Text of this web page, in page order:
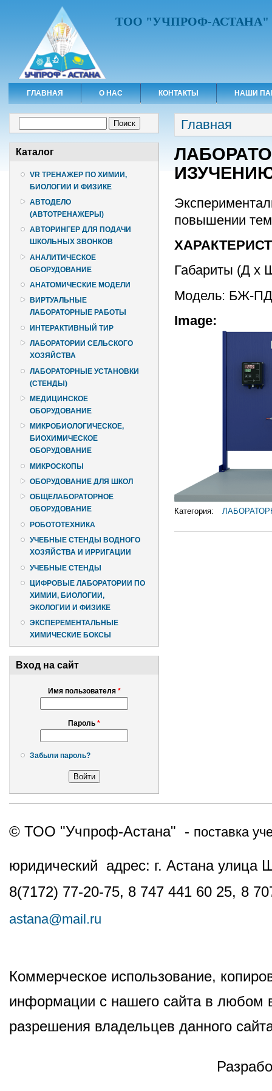
ТОО "УЧПРОФ-АСТАНА"
ГЛАВНАЯ О НАС КОНТАКТЫ НАШИ
Каталог
VR ТРЕНАЖЕР ПО ХИМИИ,
БИОЛОГИИ И ФИЗИКЕ
АВТОДЕЛО
(АВТОТРЕНАЖЕРЫ)
АВТОРИНГЕР ДЛЯ ПОДАЧИ
ШКОЛЬНЫХ ЗВОНКОВ
АНАЛИТИЧЕСКОЕ
ОБОРУДОВАНИЕ
АНАТОМИЧЕСКИЕ МОДЕЛИ
ВИРТУАЛЬНЫЕ
ЛАБОРАТОРНЫЕ РАБОТЫ
ИНТЕРАКТИВНЫЙ ТИР
ЛАБОРАТОРИИ СЕЛЬСКОГО
ХОЗЯЙСТВА
ЛАБОРАТОРНЫЕ УСТАНОВКИ
(СТЕНДЫ)
МЕДИЦИНСКОЕ
ОБОРУДОВАНИЕ
МИКРОБИОЛОГИЧЕСКОЕ,
БИОХИМИЧЕСКОЕ
ОБОРУДОВАНИЕ
МИКРОСКОПЫ
ОБОРУДОВАНИЕ ДЛЯ ШКОЛ
ОБЩЕЛАБОРАТОРНОЕ
ОБОРУДОВАНИЕ
РОБОТОТЕХНИКА
УЧЕБНЫЕ СТЕНДЫ ВОДНОГО
ХОЗЯЙСТВА И ИРРИГАЦИИ
УЧЕБНЫЕ СТЕНДЫ
ЦИФРОВЫЕ ЛАБОРАТОРИИ ПО
ХИМИИ, БИОЛОГИИ,
ЭКОЛОГИИ И ФИЗИКЕ
ЭКСПЕРЕМЕНТАЛЬНЫЕ
ХИМИЧЕСКИЕ БОКСЫ
Вход на сайт
Имя пользователя *
Пароль *
Забыли пароль?
Вы здесь
Главная
повышении
Габариты (Д х
Модель: БЖ-ПД
Image:
Категория:
© ТОО "Учпроф-Астана" - поставка
юридический адрес: г. Астана
8(7172) 77-20-75, 8 747 441 60 25, 8
astana@mail.ru
Коммерческое использование,
информации с нашего сайта в любом
разрешения владельцев данного